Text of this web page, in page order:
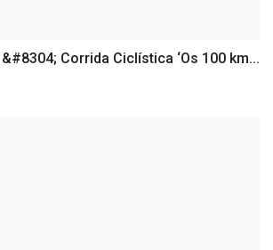
Corrida Ciclística ‘Os 100 km...